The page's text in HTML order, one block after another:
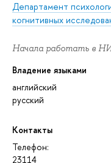
Департамент
когнитивных
Начала работать в
Владение языками
английский
русский
Контакты
Телефон:
23114